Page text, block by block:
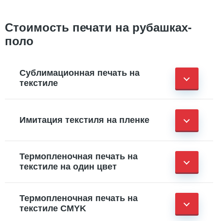
Стоимость печати на рубашках-
поло
Сублимационная печать на
текстиле
Имитация текстиля на пленке
Термопленочная печать на
текстиле на один цвет
Термопленочная печать на
текстиле CMYK